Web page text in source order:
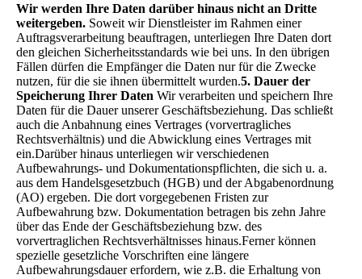
Wir werden Ihre Daten darüber hinaus nicht an Dritte
weitergeben. Soweit wir Dienstleister im Rahmen einer
Auftragsverarbeitung beauftragen, unterliegen Ihre Daten dort
den gleichen Sicherheitsstandards wie bei uns. In den übrigen
Fällen dürfen die Empfänger die Daten nur für die Zwecke
nutzen, für die sie ihnen übermittelt wurden.5. Dauer der
Speicherung Ihrer Daten Wir verarbeiten und speichern Ihre
Daten für die Dauer unserer Geschäftsbeziehung. Das schließt
auch die Anbahnung eines Vertrages (vorvertragliches
Rechtsverhältnis) und die Abwicklung eines Vertrages mit
ein.Darüber hinaus unterliegen wir verschiedenen
Aufbewahrungs- und Dokumentationspflichten, die sich u. a.
aus dem Handelsgesetzbuch (HGB) und der Abgabenordnung
(AO) ergeben. Die dort vorgegebenen Fristen zur
Aufbewahrung bzw. Dokumentation betragen bis zehn Jahre
über das Ende der Geschäftsbeziehung bzw. des
vorvertraglichen Rechtsverhältnisses hinaus.Ferner können
spezielle gesetzliche Vorschriften eine längere
Aufbewahrungsdauer erfordern, wie z.B. die Erhaltung von